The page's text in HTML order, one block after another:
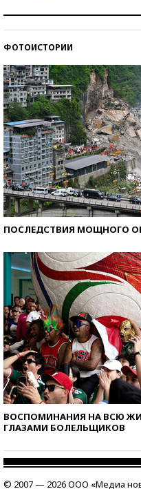
ФОТОИСТОРИИ
ПОСЛЕДСТВИЯ МОЩНОГО
ВОСПОМИНАНИЯ НА ВСЮ
ГЛАЗАМИ БОЛЕЛЬЩИКОВ
© 2007 — 2026 ООО «Медиа